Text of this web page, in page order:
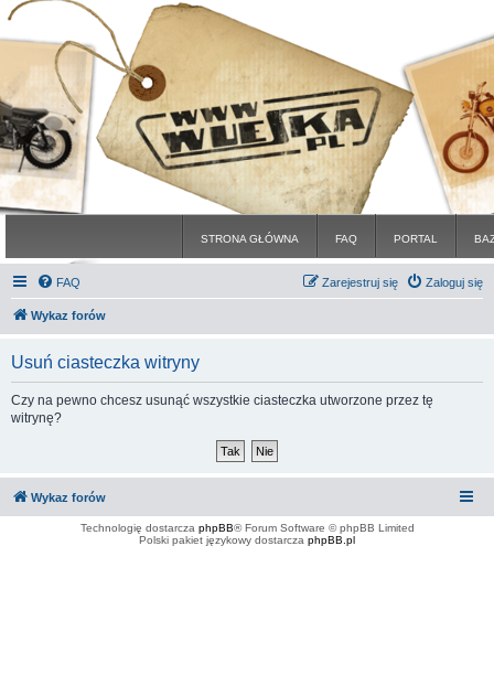
STRONA GŁÓWNA FAQ PORTAL
FAQ Zaloguj się
Zarejestruj się
Wykaz forów
Usuń ciasteczka witryny
Czy na pewno chcesz usunąć wszystkie ciasteczka utworzone przez tę
witrynę?
Wykaz forów
Technologię dostarcza phpBB® Forum Software © phpBB Limited
Polski pakiet językowy dostarcza phpBB.pl